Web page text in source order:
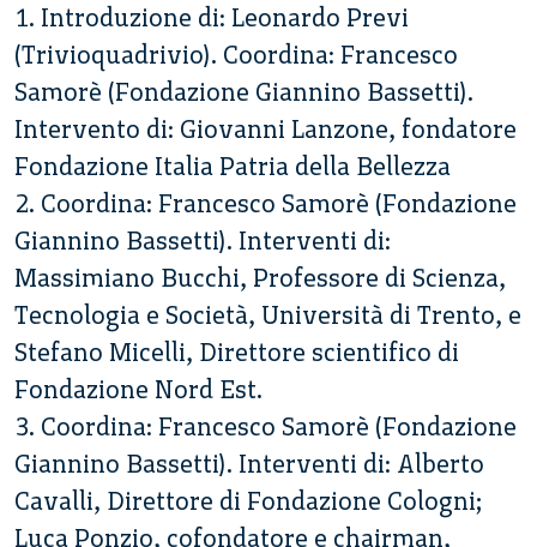
1. Introduzione di: Leonardo Previ
(Trivioquadrivio). Coordina: Francesco
Samorè (Fondazione Giannino Bassetti).
Intervento di: Giovanni Lanzone, fondatore
Fondazione Italia Patria della Bellezza
2. Coordina: Francesco Samorè (Fondazione
Giannino Bassetti). Interventi di:
Massimiano Bucchi, Professore di Scienza,
Tecnologia e Società, Università di Trento, e
Stefano Micelli, Direttore scientifico di
Fondazione Nord Est.
3. Coordina: Francesco Samorè (Fondazione
Giannino Bassetti). Interventi di: Alberto
Cavalli, Direttore di Fondazione Cologni;
Luca Ponzio, cofondatore e chairman,